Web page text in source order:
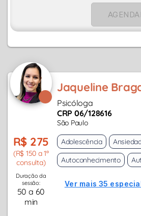
Jaqueline
Psicóloga
CRP 06/128616
São Paulo
R$ 275
(R$ 150 a 1ª
consulta)
Duração da
sessão:
50 a 60
min
Adolescência
Autoconhecimento
Ver mais 35